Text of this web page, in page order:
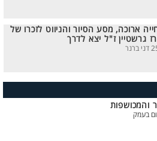
ארוכה, מסע הסיור והניווט לזכרו של
גרשטיין ז"ל יצא לדרך
והמכושפות
בעמק